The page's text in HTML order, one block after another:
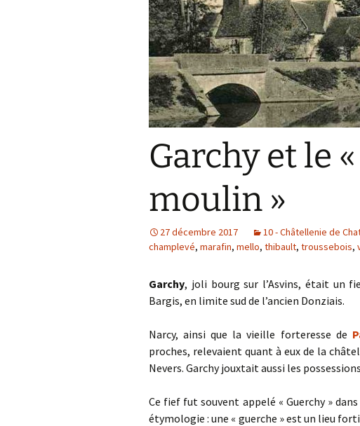
Garchy et le
moulin »
27 décembre 2017 10 - Châtellenie de
champlevé, marafin, mello, thibault, troussebois,
Garchy, joli bourg sur l’Asvins, était un
Bargis, en limite sud de l’ancien Donziais.
Narcy, ainsi que la vieille forteresse de
proches, relevaient quant à eux de la
Nevers. Garchy jouxtait aussi les
Ce fief fut souvent appelé « Guerchy »
étymologie : une « guerche » est un lieu